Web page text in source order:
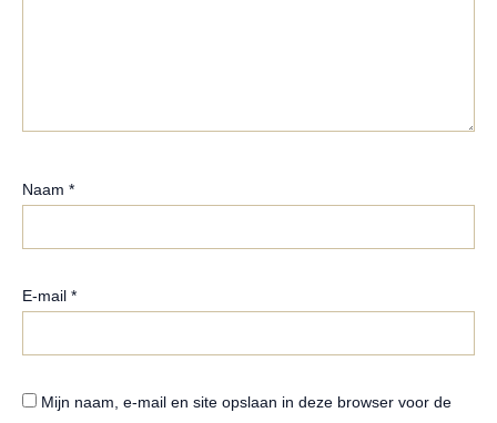
Naam *
E-mail *
Mijn naam, e-mail en site opslaan in deze browser voor de